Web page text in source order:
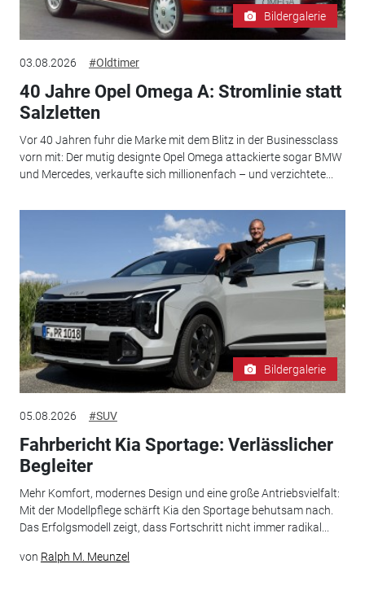
Bildergalerie
03.08.2026 #Oldtimer
40 Jahre Opel Omega A: Stromlinie statt
Salzletten
Vor 40 Jahren fuhr die Marke mit dem Blitz in der Businessclass
vorn mit: Der mutig designte Opel Omega attackierte sogar BMW
und Mercedes, verkaufte sich millionenfach – und verzichtete...
Bildergalerie
05.08.2026 #SUV
Fahrbericht Kia Sportage: Verlässlicher
Begleiter
Mehr Komfort, modernes Design und eine große Antriebsvielfalt:
Mit der Modellpflege schärft Kia den Sportage behutsam nach.
Das Erfolgsmodell zeigt, dass Fortschritt nicht immer radikal...
von Ralph M. Meunzel